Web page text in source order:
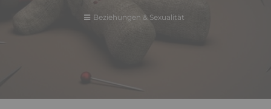
Beziehungen & Sexualität